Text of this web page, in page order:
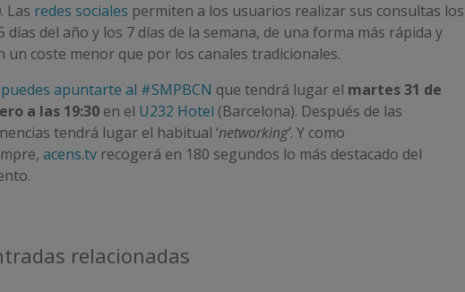
. Las redes sociales permiten a los usuarios realizar sus consultas los
días del año y los 7 días de la semana, de una forma más rápida y
un coste menor que por los canales tradicionales.
apuntarte al #SMPBCN que tendrá lugar el martes 31 de
a las 19:30 en el U232 Hotel (Barcelona). Después de las
tendrá lugar el habitual ‘networking’. Y como
acens.tv recogerá en 180 segundos lo más destacado del
relacionadas